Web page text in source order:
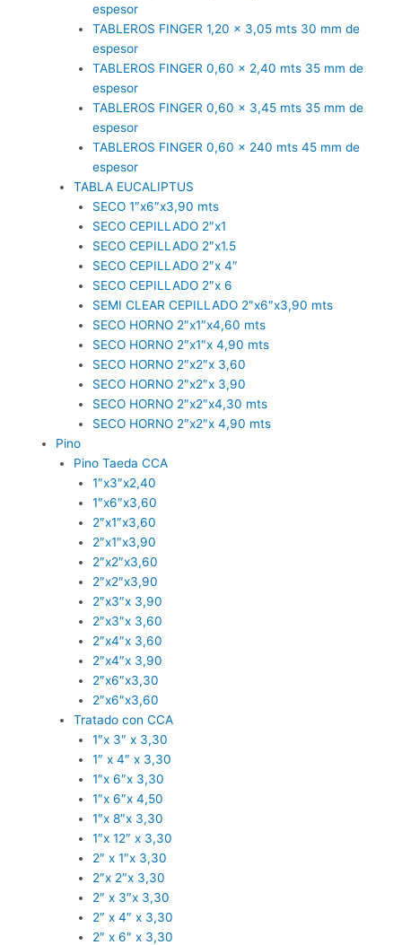
espesor
TABLEROS FINGER 1,20 x 3,05 mts 30 mm de
espesor
TABLEROS FINGER 0,60 x 2,40 mts 35 mm de
espesor
TABLEROS FINGER 0,60 x 3,45 mts 35 mm de
espesor
TABLEROS FINGER 0,60 x 240 mts 45 mm de
espesor
TABLA EUCALIPTUS
SECO 1″x6″x3,90 mts
SECO CEPILLADO 2″x1
SECO CEPILLADO 2″x1.5
SECO CEPILLADO 2″x 4″
SECO CEPILLADO 2″x 6
SEMI CLEAR CEPILLADO 2″x6″x3,90 mts
SECO HORNO 2″x1″x4,60 mts
SECO HORNO 2″x1″x 4,90 mts
SECO HORNO 2″x2″x 3,60
SECO HORNO 2″x2″x 3,90
SECO HORNO 2″x2″x4,30 mts
SECO HORNO 2″x2″x 4,90 mts
Pino
Pino Taeda CCA
1″x3″x2,40
1″x6″x3,60
2″x1″x3,60
2″x1″x3,90
2″x2″x3,60
2″x2″x3,90
2″x3″x 3,90
2″x3″x 3,60
2″x4″x 3,60
2″x4″x 3,90
2″x6″x3,30
2″x6″x3,60
Tratado con CCA
1″x 3″ x 3,30
1″ x 4″ x 3,30
1″x 6″x 3,30
1″x 6″x 4,50
1″x 8″x 3,30
1″x 12″ x 3,30
2″ x 1″x 3,30
2″x 2″x 3,30
2″ x 3″x 3,30
2″ x 4″ x 3,30
2″ x 6″ x 3,30